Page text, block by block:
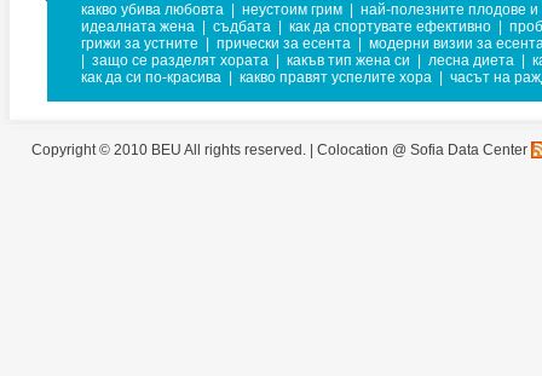
какво убива любовта неустоим грим
най-полезните плодове и
идеалната жена
съдбата как да спортувате ефективно
грижи за устните
прически за есента
модерни визии за
защо се разделят хората какъв тип жена си лесна диета
как да си по-красива
какво правят успелите хора часът на
Copyright © 2010 BEU All rights reserved. | Colocation @ Sofia Data Center